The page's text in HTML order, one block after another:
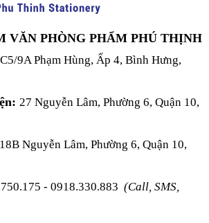
VĂN PHÒNG PHẨM PHÚ THỊNH
C5/9A Phạm Hùng, Ấp 4, Bình Hưng,
27 Nguyễn Lâm, Phường 6, Quận 10,
18B Nguyễn Lâm, Phường 6, Quận 10,
- 0918.330.883 (Call, SMS,